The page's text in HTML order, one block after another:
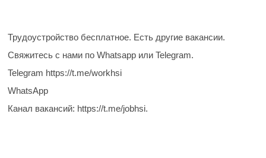
Трудоустройство бесплатное. Есть другие вакансии.
Свяжитесь с нами по Whatsapp или Telegram.
Telegram https://t.me/workhsi
WhatsApp
Канал вакансий: https://t.me/jobhsi.